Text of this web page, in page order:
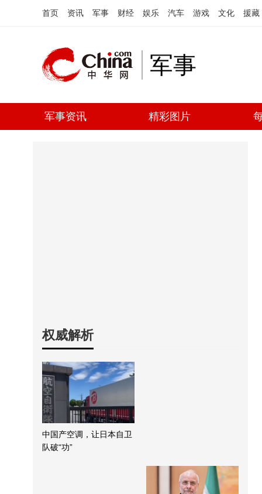
首页 资讯 军事 财经 娱乐 汽车 游戏 文化 援藏
军事
军事资讯 精彩图片
权威解析
中国产空调，让日本自卫
队破“功”